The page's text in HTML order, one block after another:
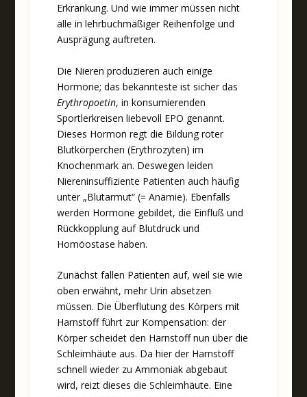
Erkrankung. Und wie immer müssen nicht
alle in lehrbuchmäßiger Reihenfolge und
Ausprägung auftreten.
Die Nieren produzieren auch einige
Hormone; das bekannteste ist sicher das
Erythropoetin, in konsumierenden
Sportlerkreisen liebevoll EPO genannt.
Dieses Hormon regt die Bildung roter
Blutkörperchen (Erythrozyten) im
Knochenmark an. Deswegen leiden
Niereninsuffiziente Patienten auch häufig
unter „Blutarmut“ (= Anämie). Ebenfalls
werden Hormone gebildet, die Einfluß und
Rückkopplung auf Blutdruck und
Homöostase haben.
Zunächst fallen Patienten auf, weil sie wie
oben erwähnt, mehr Urin absetzen
müssen. Die Überflutung des Körpers mit
Harnstoff führt zur Kompensation: der
Körper scheidet den Harnstoff nun über die
Schleimhäute aus. Da hier der Harnstoff
schnell wieder zu Ammoniak abgebaut
wird, reizt dieses die Schleimhäute. Eine